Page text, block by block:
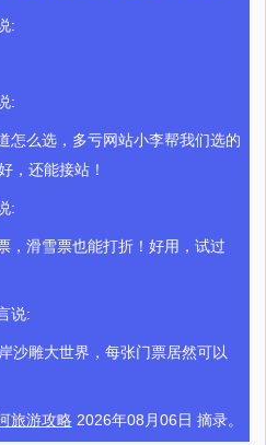
:
:
么选，多亏网站小李帮我们选的
，还能接站！
:
滑雪票也能打折！好用，试过
说:
沙雕大世界，每张门票居然可以
旅游攻略 2026年08月06日 摘录。